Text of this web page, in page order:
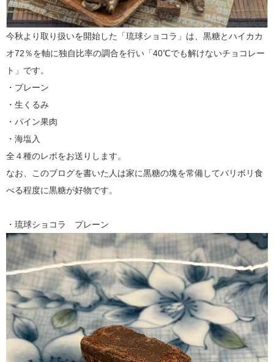
今秋より取り扱いを開始した「琉球ショコラ」は、黒糖とハイカカ
オ72％を軸に独自比率の調合を行い「40℃でも解けないチョコレー
ト」です。
・プレーン
・生くるみ
・パイン果肉
・海塩入
全４種のレポをお送りします。
なお、このブログを書いた人は家に黒糖の塊を常備してバリボリ食
べる程度に黒糖が好物です。
・琉球ショコラ プレーン